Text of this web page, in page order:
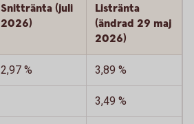
Snittränta (juli
2026)
Listränta
(ändrad 29 maj
2026)
2,97 % 3,89 %
3,49 %